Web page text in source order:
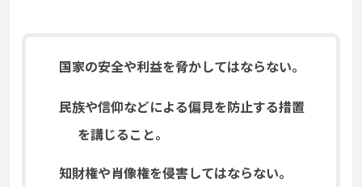
国家の安全や利益を脅かしてはならない。
民族や信仰などによる偏見を防止する措置
を講じること。
知財権や肖像権を侵害してはならない。